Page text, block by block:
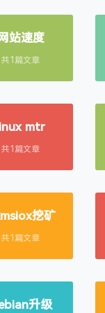
网站速度
共1篇文章
linux mtr
共1篇文章
挖矿
共1篇文章
升级